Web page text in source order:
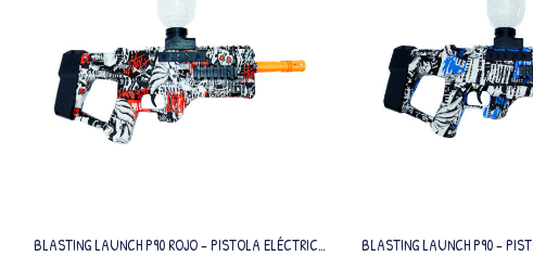
BLASTING LAUNCH P90 ROJO – PISTOLA ELÉCTRICA
BLASTING LAUNCH P90 –